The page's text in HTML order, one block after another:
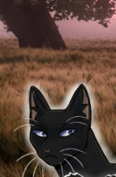
sisältöön